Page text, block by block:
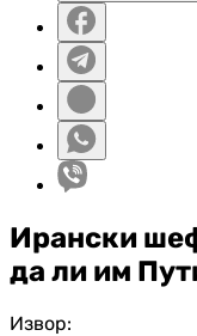
Ирански
да ли им
Извор: